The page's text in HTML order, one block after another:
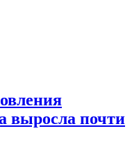
выросла почти